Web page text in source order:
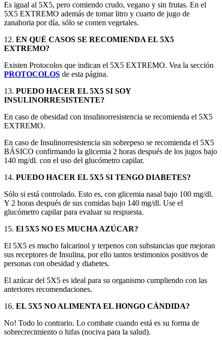
Es igual al 5X5, pero comiendo crudo, vegano y sin frutas. En el
5X5 EXTREMO además de tomar litro y cuarto de jugo de
zanahoria por día, sólo se comen vegetales.
12. EN QUÉ CASOS SE RECOMIENDA EL 5X5
EXTREMO?
Existen Protocolos que indican el 5X5 EXTREMO. Vea la sección
PROTOCOLOS de esta página.
13. PUEDO HACER EL 5X5 SI SOY
INSULINORRESISTENTE?
En caso de obesidad con insulinorresistencia se recomienda el 5X5
EXTREMO.
En caso de Insulinorresistencia sin sobrepeso se recomienda el 5X5
BÁSICO confirmando la glicemia 2 horas después de los jugos bajo
140 mg/dl. con el uso del glucómetro capilar.
14. PUEDO HACER EL 5X5 SI TENGO DIABETES?
Sólo si está controlado. Esto es, con glicemia nasal bajo 100 mg/dl.
Y 2 horas después de sus comidas bajo 140 mg/dl. Use el
glucómetro capilar para evaluar su respuesta.
15. El 5X5 NO ES MUCHA AZÚCAR?
El 5X5 es mucho falcarinol y terpenos con substancias que mejoran
sus receptores de Insulina, por ello tantos testimonios positivos de
personas con obesidad y diabetes.
El azúcar del 5X5 es ideal para su organismo cumpliendo con las
anteriores recomendaciones.
16. EL 5X5 NO ALIMENTA EL HONGO CÁNDIDA?
No! Todo lo contrario. Lo combate cuando está es su forma de
sobrecrecimiento o hifas (nociva para la salud).